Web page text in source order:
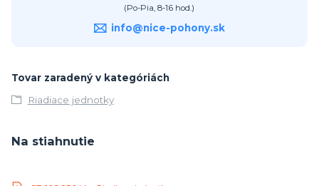
(Po-Pia, 8-16 hod.)
info@nice-pohony.sk
Tovar zaradený v kategóriách
Riadiace jednotky
Na stiahnutie